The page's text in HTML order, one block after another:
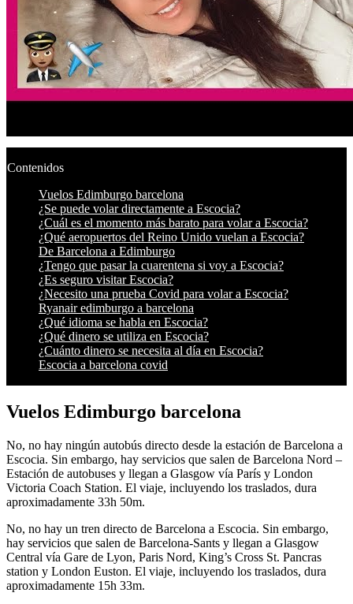
Contenidos
Vuelos Edimburgo barcelona
¿Se puede volar directamente a Escocia?
¿Cuál es el momento más barato para volar a Escocia?
¿Qué aeropuertos del Reino Unido vuelan a Escocia?
De Barcelona a Edimburgo
¿Tengo que pasar la cuarentena si voy a Escocia?
¿Es seguro visitar Escocia?
¿Necesito una prueba Covid para volar a Escocia?
Ryanair edimburgo a barcelona
¿Qué idioma se habla en Escocia?
¿Qué dinero se utiliza en Escocia?
¿Cuánto dinero se necesita al día en Escocia?
Escocia a barcelona covid
Vuelos Edimburgo barcelona
No, no hay ningún autobús directo desde la estación de Barcelona a
Escocia. Sin embargo, hay servicios que salen de Barcelona Nord –
Estación de autobuses y llegan a Glasgow vía París y London
Victoria Coach Station. El viaje, incluyendo los traslados, dura
aproximadamente 33h 50m.
No, no hay un tren directo de Barcelona a Escocia. Sin embargo,
hay servicios que salen de Barcelona-Sants y llegan a Glasgow
Central vía Gare de Lyon, Paris Nord, King’s Cross St. Pancras
station y London Euston. El viaje, incluyendo los traslados, dura
aproximadamente 15h 33m.